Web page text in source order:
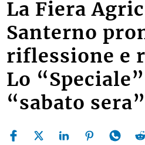
La Fiera
Santerno
riflessione e
Lo
“sabato sera”